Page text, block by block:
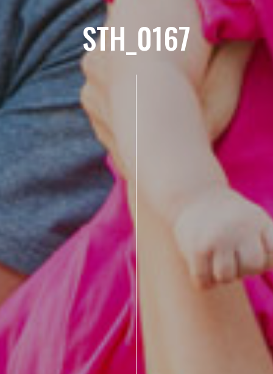
STH_0167